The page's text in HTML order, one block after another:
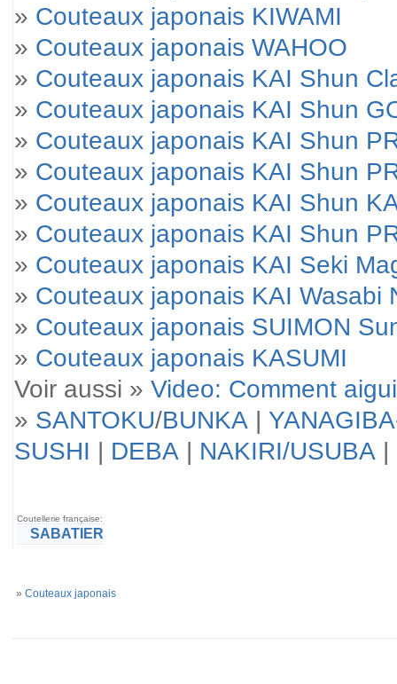
» Couteaux japonais KIWAMI
» Couteaux japonais WAHOO
» Couteaux japonais KAI Shun
» Couteaux japonais KAI Shun
» Couteaux japonais KAI Shun
» Couteaux japonais KAI Shun
» Couteaux japonais KAI Shun
» Couteaux japonais KAI Shun
» Couteaux japonais KAI Seki
» Couteaux japonais KAI Wasabi
» Couteaux japonais SUIMON
» Couteaux japonais KASUMI
Voir aussi » Video: Comment
» SANTOKU/BUNKA |
SUSHI | DEBA | NAKIRI/USUBA |
Coutellerie française:
SABATIER
» Couteaux japonais